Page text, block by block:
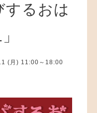
するおは
(月) 11:00～18:00